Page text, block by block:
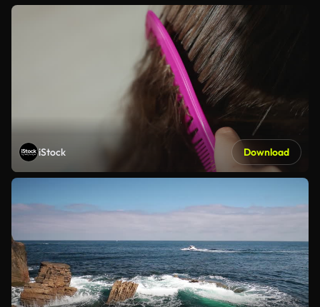
iStock Download